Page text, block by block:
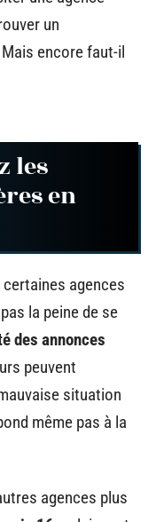
un
encore faut-il
les
en
agences
la peine de se
des annonces
peuvent
situation
même pas à la
agences plus